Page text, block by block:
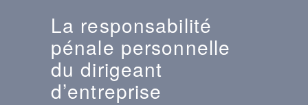
La responsabilité
pénale personnelle
du dirigeant
d’entreprise